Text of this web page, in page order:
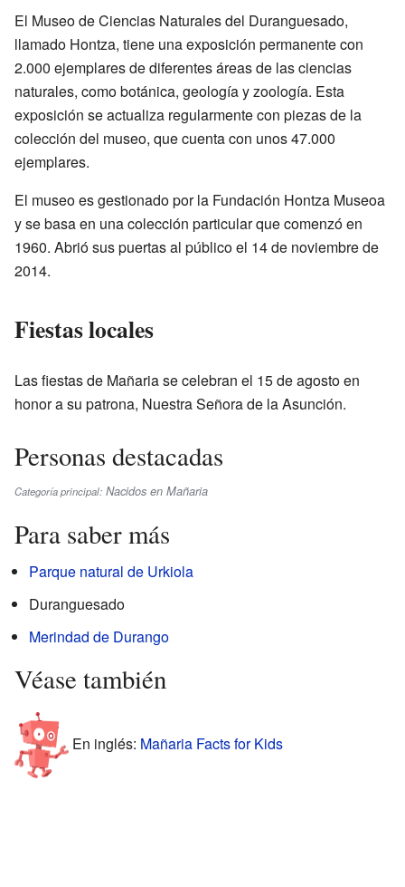
El Museo de Ciencias Naturales del Duranguesado,
llamado Hontza, tiene una exposición permanente con
2.000 ejemplares de diferentes áreas de las ciencias
naturales, como botánica, geología y zoología. Esta
exposición se actualiza regularmente con piezas de la
colección del museo, que cuenta con unos 47.000
ejemplares.
El museo es gestionado por la Fundación Hontza Museoa
y se basa en una colección particular que comenzó en
1960. Abrió sus puertas al público el 14 de noviembre de
2014.
Fiestas locales
Las fiestas de Mañaria se celebran el 15 de agosto en
honor a su patrona, Nuestra Señora de la Asunción.
Personas destacadas
Categoría principal: Nacidos en Mañaria
Para saber más
Parque natural de Urkiola
Duranguesado
Merindad de Durango
Véase también
En inglés: Mañaria Facts for Kids